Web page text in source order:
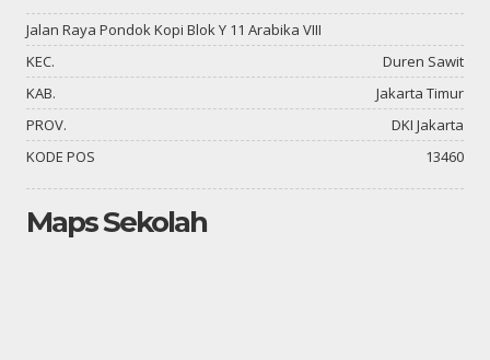
Jalan Raya Pondok Kopi Blok Y 11 Arabika VIII
KEC.
Duren Sawit
KAB.
Jakarta Timur
PROV.
DKI Jakarta
KODE POS
13460
Maps Sekolah